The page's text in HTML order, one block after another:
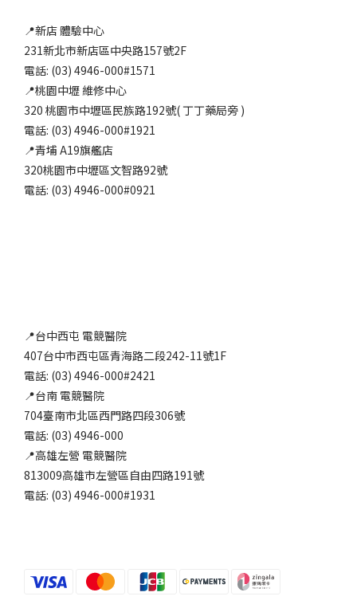
📍新店 體驗中心
231新北市新店區中央路157號2F
電話: (03) 4946-000#1571
📍桃園中壢 維修中心
320 桃園市中壢區民族路192號( 丁丁藥局旁 )
電話: (03) 4946-000#1921
📍青埔 A19旗艦店
320桃園市中壢區文智路92號
電話: (03) 4946-000#0921
📍台中西屯 電競醫院
407台中市西屯區青海路二段242-11號1F
電話: (03) 4946-000#2421
📍台南 電競醫院
704臺南市北區西門路四段306號
電話: (03) 4946-000
📍高雄左營 電競醫院
813009高雄市左營區自由四路191號
電話: (03) 4946-000#1931